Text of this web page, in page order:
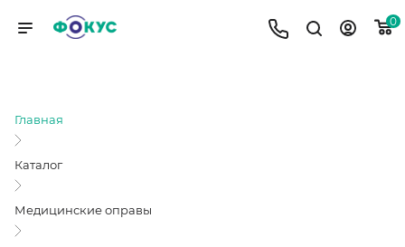
0
Главная
Каталог
Медицинские оправы